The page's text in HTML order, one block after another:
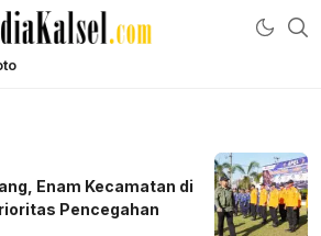
Update Banua
Enam Kecamatan di
Pencegahan